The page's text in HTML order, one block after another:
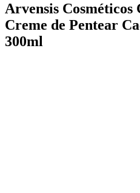
Arvensis Cosméticos
Creme de Pentear
300ml